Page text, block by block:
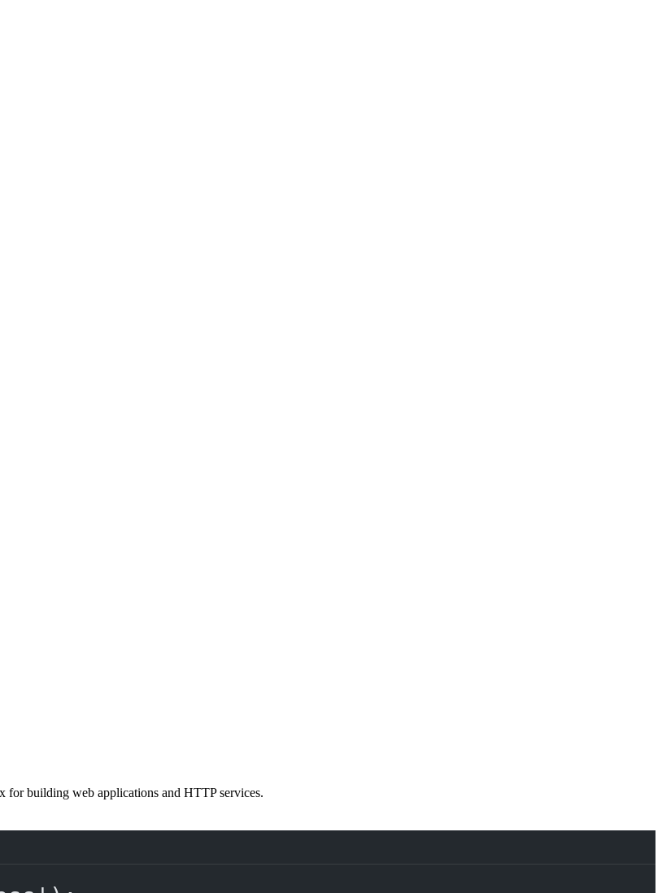
for building web applications and HTTP services.